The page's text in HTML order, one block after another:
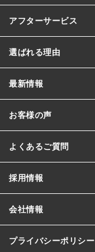
アフターサービス
選ばれる理由
最新情報
お客様の声
よくあるご質問
採用情報
会社情報
プライバシーポリシー